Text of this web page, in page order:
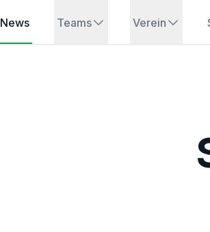
News Teams Verein